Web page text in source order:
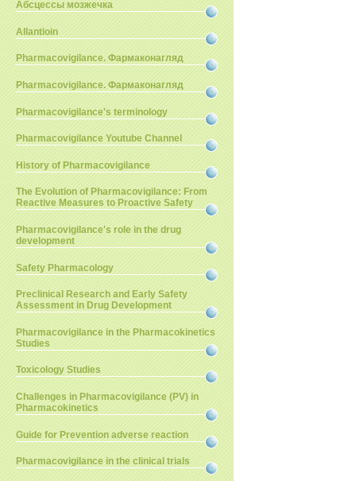
Абсцессы мозжечка
Allantioin
Pharmacovigilance. Фармаконагляд
Pharmacovigilance. Фармаконагляд
Pharmacovigilance's terminology
Pharmacovigilance Youtube Channel
History of Pharmacovigilance
The Evolution of Pharmacovigilance: From
Reactive Measures to Proactive Safety
Pharmacovigilance's role in the drug
development
Safety Pharmacology
Preclinical Research and Early Safety
Assessment in Drug Development
Pharmacovigilance in the Pharmacokinetics
Studies
Toxicology Studies
Challenges in Pharmacovigilance (PV) in
Pharmacokinetics
Guide for Prevention adverse reaction
Pharmacovigilance in the clinical trials